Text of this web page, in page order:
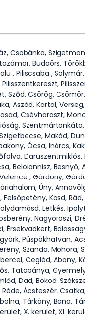
Csobánka,
Budaörs,
, Piliscsaba ,
Sződ, Csörög,
Aszód, Kartal,
Csévharaszt,
Makád,
Ócsa, Inárcs,
Beloiannisz,
, Gárdony,
Úny,
Kosd,
Letkés,
Nagyoroszi,
Érsekvadkert,
Püspökhatvan,
Szanda, Mohora,
Cegléd, Abony,
Tatabánya,
Dad, Bokod,
Ácsteszér,
Tárkány, Bana,
X. kerület, XI.